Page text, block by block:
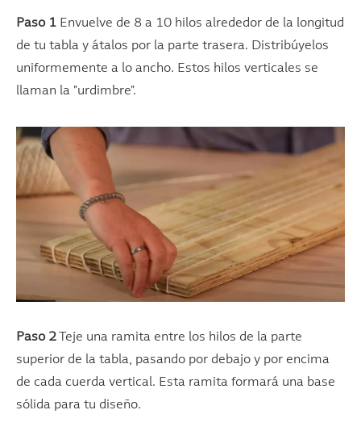
Paso 1 Envuelve de 8 a 10 hilos alrededor de la longitud
de tu tabla y átalos por la parte trasera. Distribúyelos
uniformemente a lo ancho. Estos hilos verticales se
llaman la "urdimbre".
Paso 2Teje una ramita entre los hilos de la parte
superior de la tabla, pasando por debajo y por encima
de cada cuerda vertical. Esta ramita formará una base
sólida para tu diseño.